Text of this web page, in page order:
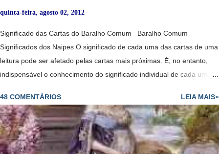
quinta-feira, agosto 02, 2012
Significado das Cartas do Baralho Comum Baralho Comum
Significados dos Naipes O significado de cada uma das cartas de uma
leitura pode ser afetado pelas cartas mais próximas. É, no entanto,
indispensável o conhecimento do significado individual de cada uma
representar indivíduos que fazem parte da vida da pessoa para quem
se colocam as cartas, ou nela têm influência - ao passo que as outras
cartas do naipe representam forças ou tendências. O cartomante
deve ter em conta as associações tradicionais e muito importante que
48 COMENTÁRIOS LEIA MAIS»